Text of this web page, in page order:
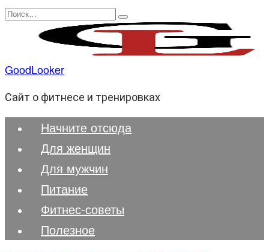
Перейти
содержанию
Search
GoodLooker
Сайт о фитнесе и тренировках
Начните отсюда
Для женщин
Для мужчин
Питание
Фитнес-советы
Полезноe